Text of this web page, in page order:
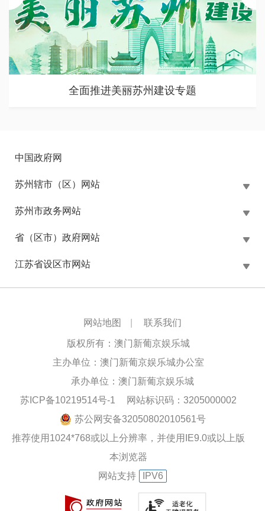
中国政府网
苏州辖市（区）网站
苏州市政务网站
省（区市）政府网站
江苏省设区市网站
网站地图 联系我们
版权所有：澳门新葡京娱乐城
主办单位：澳门新葡京娱乐城办公室
承办单位：澳门新葡京娱乐城
苏ICP备10219514号-1
网站标识码：3205000002
苏公网安备32050802010561号
推荐使用1024*768或以上分辨率，并使用IE9.0或以上版
本浏览器
网站支持
IPV6